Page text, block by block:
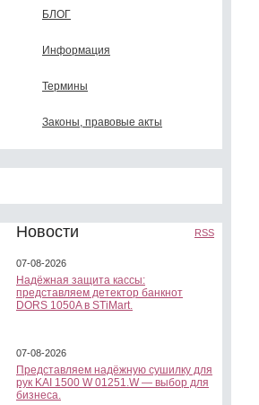
БЛОГ
Информация
Термины
Законы, правовые акты
Новости RSS
07-08-2026
Надёжная защита кассы:
представляем детектор банкнот
DORS 1050A в STiMart.
07-08-2026
Представляем надёжную сушилку для
рук KAI 1500 W 01251.W — выбор для
бизнеса.